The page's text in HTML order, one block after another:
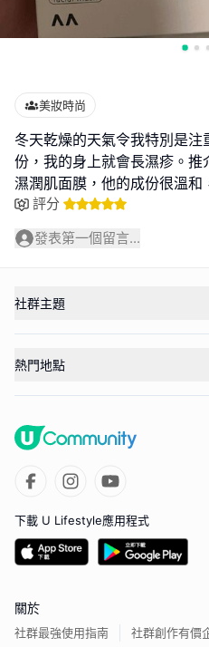
美妝時尚
冬天乾燥的天氣令我特別是
份，我的身上就會長濕疹。
濕潤肌面膜，他的成份很溫和
評分
發表第一個留言...
社群主題
熱門地點
下載 U Lifestyle應用程式
關於
社群最強使用指南 社群創作有價